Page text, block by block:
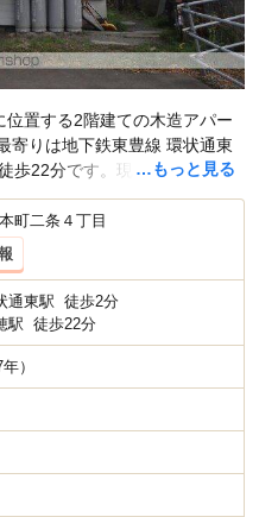
…もっと見る
置する2階建ての木造アパー
寄りは地下鉄東豊線 環状通東
歩22分です。現在スマイティ
されています。
町二条４丁目
通東駅
徒歩2分
駅 徒歩22分
）